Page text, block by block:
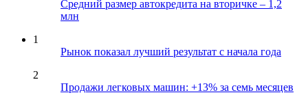
Средний размер автокредита на вторичке – 1,2
млн
1
Рынок показал лучший результат с начала года
2
Продажи легковых машин: +13% за семь месяцев